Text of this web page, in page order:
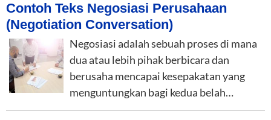
Contoh Teks Negosiasi Perusahaan
(Negotiation Conversation)
Negosiasi adalah sebuah proses di mana
dua atau lebih pihak berbicara dan
berusaha mencapai kesepakatan yang
menguntungkan bagi kedua belah…